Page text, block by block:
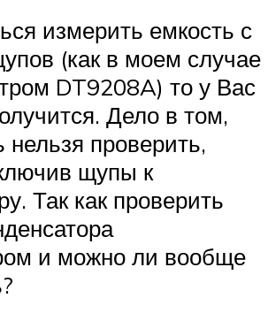
измерить емкость с
(как в моем случае
DT9208A) то у Вас
Дело в том,
нельзя проверить,
щупы к
Так как проверить
и можно ли вообще